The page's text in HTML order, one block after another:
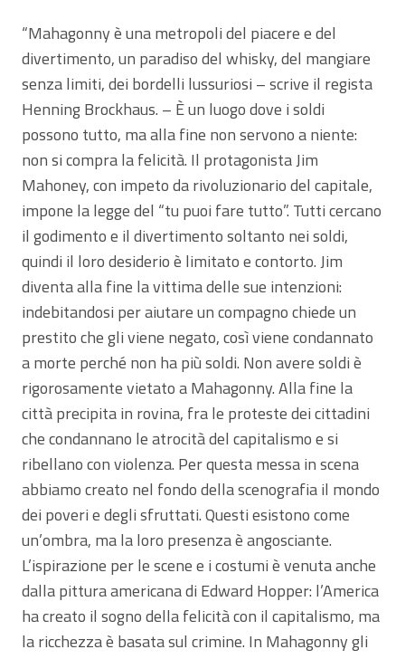
“Mahagonny è una metropoli del piacere e del
divertimento, un paradiso del whisky, del mangiare
senza limiti, dei bordelli lussuriosi – scrive il regista
Henning Brockhaus. – È un luogo dove i soldi
possono tutto, ma alla fine non servono a niente:
non si compra la felicità. Il protagonista Jim
Mahoney, con impeto da rivoluzionario del capitale,
impone la legge del “tu puoi fare tutto”. Tutti cercano
il godimento e il divertimento soltanto nei soldi,
quindi il loro desiderio è limitato e contorto. Jim
diventa alla fine la vittima delle sue intenzioni:
indebitandosi per aiutare un compagno chiede un
prestito che gli viene negato, così viene condannato
a morte perché non ha più soldi. Non avere soldi è
rigorosamente vietato a Mahagonny. Alla fine la
città precipita in rovina, fra le proteste dei cittadini
che condannano le atrocità del capitalismo e si
ribellano con violenza. Per questa messa in scena
abbiamo creato nel fondo della scenografia il mondo
dei poveri e degli sfruttati. Questi esistono come
un’ombra, ma la loro presenza è angosciante.
L’ispirazione per le scene e i costumi è venuta anche
dalla pittura americana di Edward Hopper: l’America
ha creato il sogno della felicità con il capitalismo, ma
la ricchezza è basata sul crimine. In Mahagonny gli